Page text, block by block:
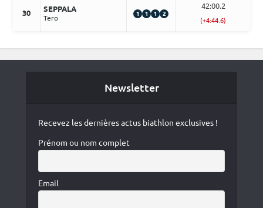
30 SEPPALA
Tero 1 1 1 2
42:00.2
(+4:44.6)
Newsletter
Recevez les dernières actus biathlon exclusives !
Prénom ou nom complet
Email